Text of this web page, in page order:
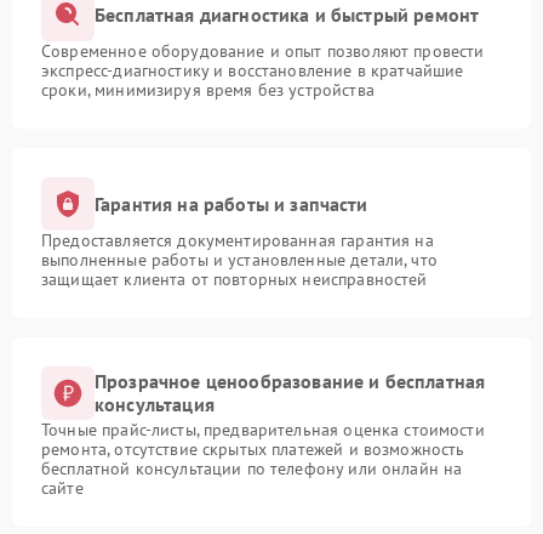
Бесплатная диагностика и быстрый ремонт
Современное оборудование и опыт позволяют провести
экспресс-диагностику и восстановление в кратчайшие
сроки, минимизируя время без устройства
Гарантия на работы и запчасти
Предоставляется документированная гарантия на
выполненные работы и установленные детали, что
защищает клиента от повторных неисправностей
Прозрачное ценообразование и бесплатная
консультация
Точные прайс-листы, предварительная оценка стоимости
ремонта, отсутствие скрытых платежей и возможность
бесплатной консультации по телефону или онлайн на
сайте